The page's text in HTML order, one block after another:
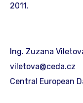
2011.
Ing. Zuzana
viletova@ceda.cz
Central European